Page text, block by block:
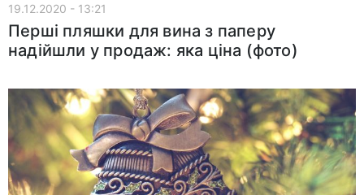
19.12.2020 - 13:21
Перші пляшки для вина з паперу
надійшли у продаж: яка ціна (фото)